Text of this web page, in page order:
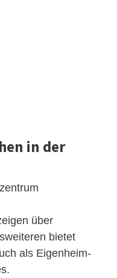
in der
über
bietet
als Eigenheim-